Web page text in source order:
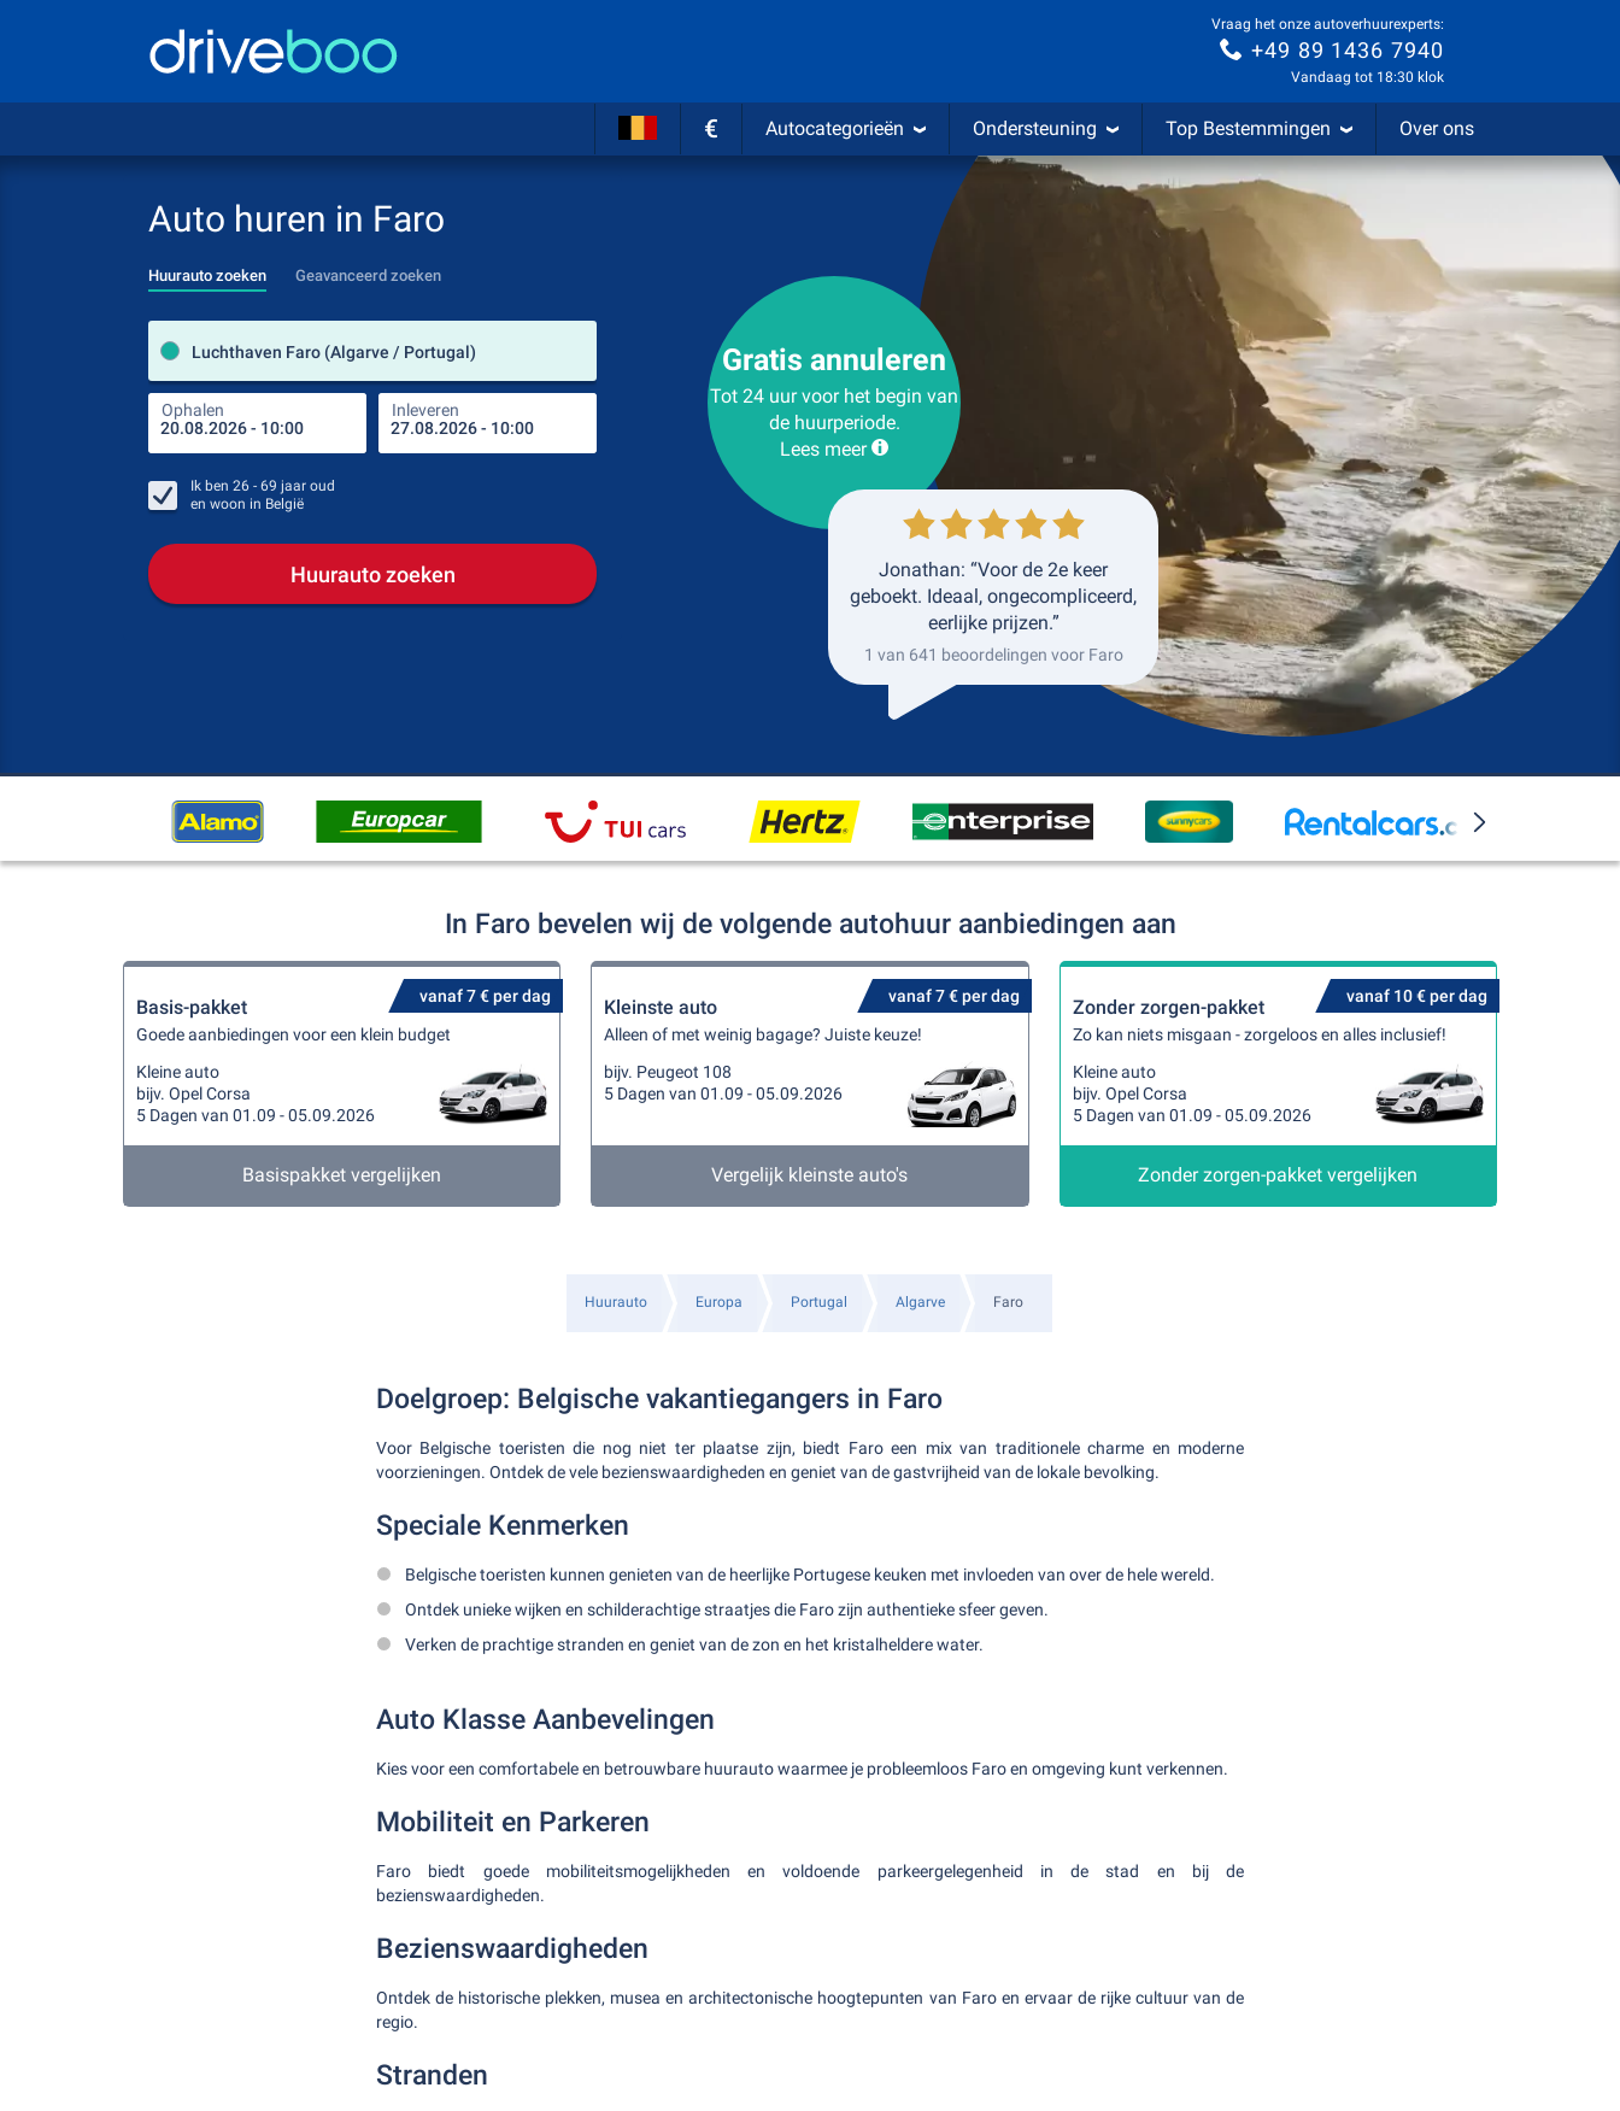
Vraag het onze autoverhuurexperts:
+49 89 1436 7940
Vandaag tot 18:30 klok
€ Autocategorieën Ondersteuning Top Bestemmingen Over ons
Auto huren in Faro
Huurauto zoeken Geavanceerd zoeken
Luchthaven Faro (Algarve / Portugal)
Ophalen Inleveren Plaats voor teruggave
Ik ben 26 - 69 jaar oud
en woon in België
Huurauto zoeken
Gratis annuleren
Tot 24 uur voor het begin van
de huurperiode.
Lees meer
Jonathan: “Voor de 2e keer
geboekt. Ideaal, ongecompliceerd,
eerlijke prijzen.”
1 van 641 beoordelingen voor Faro
In Faro bevelen wij de volgende autohuur aanbiedingen aan
vanaf 7 € per dag
Basis-pakket
Goede aanbiedingen voor een klein budget
Kleine auto
bijv. Opel Corsa
5 Dagen van 01.09 - 05.09.2026
Basispakket vergelijken
vanaf 7 € per dag
Kleinste auto
Alleen of met weinig bagage? Juiste keuze!
bijv. Peugeot 108
5 Dagen van 01.09 - 05.09.2026
Vergelijk kleinste auto's
vanaf 10 € per dag
Zonder zorgen-pakket
Zo kan niets misgaan - zorgeloos en alles inclusief!
Kleine auto
bijv. Opel Corsa
5 Dagen van 01.09 - 05.09.2026
Zonder zorgen-pakket vergelijken
Huurauto Europa Portugal Algarve Faro
Doelgroep: Belgische vakantiegangers in Faro
Voor Belgische toeristen die nog niet ter plaatse zijn, biedt Faro een mix van traditionele charme en moderne
voorzieningen. Ontdek de vele bezienswaardigheden en geniet van de gastvrijheid van de lokale bevolking.
Speciale Kenmerken
Belgische toeristen kunnen genieten van de heerlijke Portugese keuken met invloeden van over de hele wereld.
Ontdek unieke wijken en schilderachtige straatjes die Faro zijn authentieke sfeer geven.
Verken de prachtige stranden en geniet van de zon en het kristalheldere water.
Auto Klasse Aanbevelingen
Kies voor een comfortabele en betrouwbare huurauto waarmee je probleemloos Faro en omgeving kunt verkennen.
Mobiliteit en Parkeren
Faro biedt goede mobiliteitsmogelijkheden en voldoende parkeergelegenheid in de stad en bij de
bezienswaardigheden.
Bezienswaardigheden
Ontdek de historische plekken, musea en architectonische hoogtepunten van Faro en ervaar de rijke cultuur van de
regio.
Stranden